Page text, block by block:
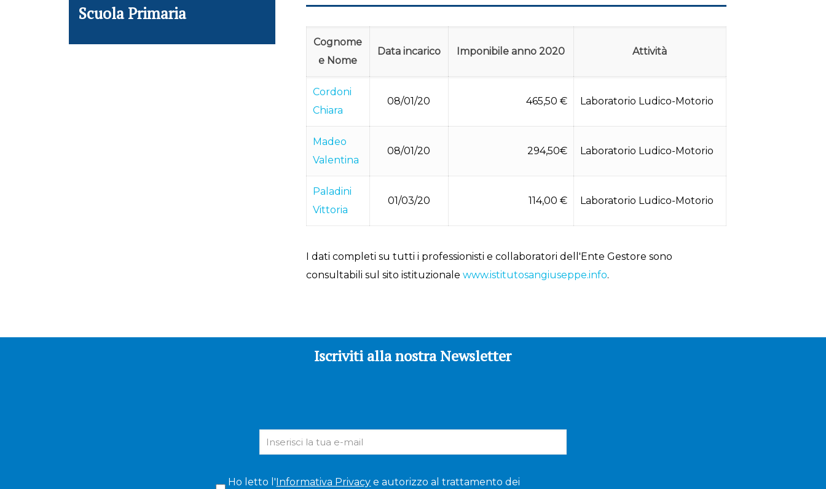
Scuola Primaria
Cognome
e Nome
Data incarico Imponibile anno 2020 Attività
Cordoni
Chiara
08/01/20 465,50 € Laboratorio Ludico-Motorio
Madeo
Valentina
08/01/20 294,50€ Laboratorio Ludico-Motorio
Paladini
Vittoria
01/03/20 114,00 € Laboratorio Ludico-Motorio
I dati completi su tutti i professionisti e collaboratori dell'Ente Gestore sono
consultabili sul sito istituzionale www.istitutosangiuseppe.info.
Iscriviti alla nostra Newsletter
Ho letto l'Informativa Privacy e autorizzo al trattamento dei